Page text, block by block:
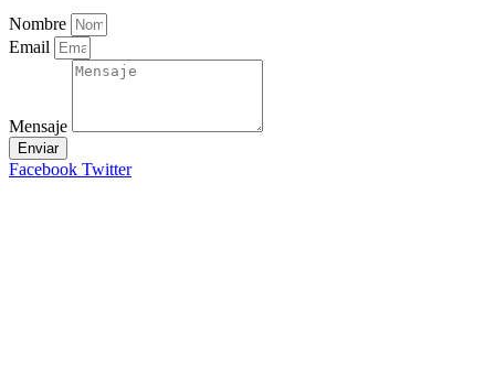
Nombre
Email
Mensaje
Enviar
Facebook Twitter